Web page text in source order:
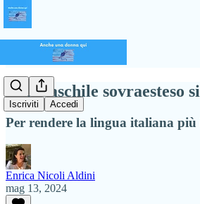
Iscriviti Accedi
Dal maschile sovraesteso
Per rendere la lingua italiana più
Enrica Nicoli Aldini
mag 13, 2024